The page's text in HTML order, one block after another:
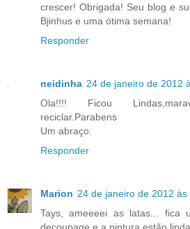
crescer! Obrigada! Seu blog e
Bjinhus e uma ótima semana!
Responder
neidinha 24 de janeiro de 2012
Ola!!!! Ficou
reciclar.Parabens
Um abraço.
Responder
Marion 24 de janeiro de 2012 às
Tays, ameeeei as latas... fica
decoupage e a pintura estão